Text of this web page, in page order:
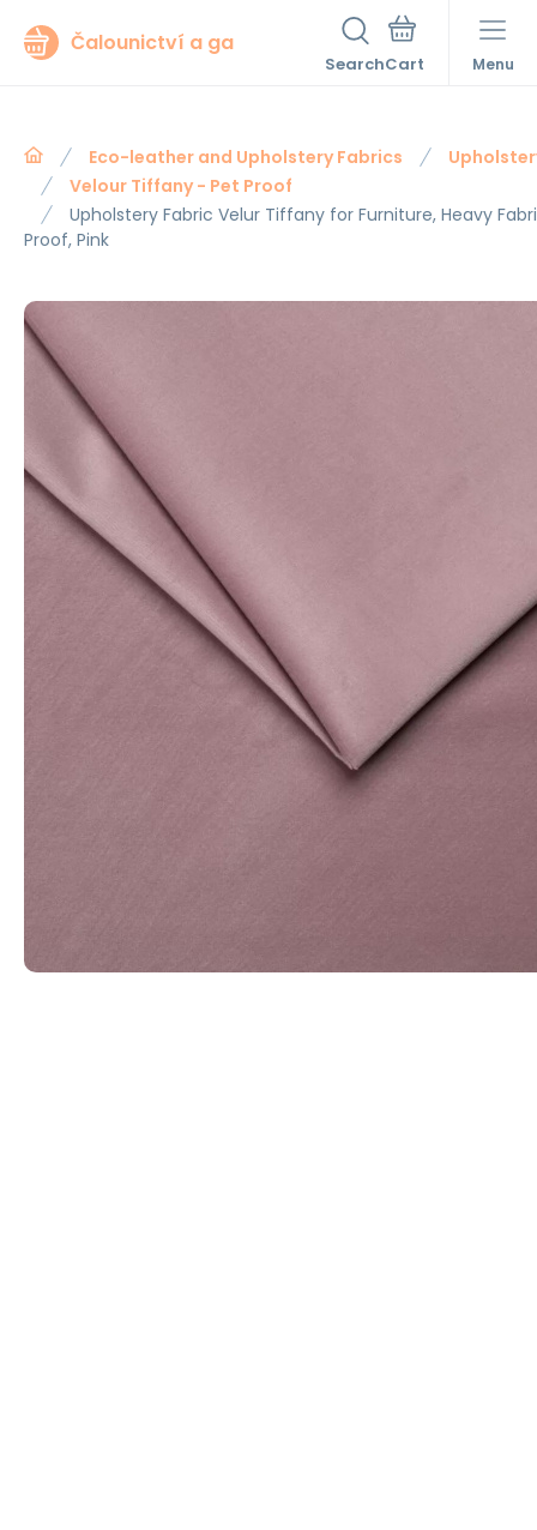
Čalounictví a ga
Search Menu
Eco-leather and Upholstery Fabrics
Velour Tiffany - Pet Proof
Upholstery Fabric Velur Tiffany for Furniture, Heavy
Proof, Pink